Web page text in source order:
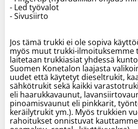
- Led työvalot
- Sivusiirto
Jos tämä trukki ei ole sopiva
myös muut trukki-ilmoituksemme
laitetaan trukkiasiat yhdessä
Suomen Konetalon laajasta
uudet että käytetyt dieseltrukit,
sähkötrukit sekä kaikki
eli haarukkavaunut,
pinoamisvaunut eli pinkkarit,
keräilytrukit ym.). Myös trukkien
rahoitukset onnistuvat